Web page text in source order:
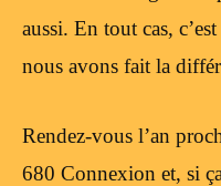
aussi. En tout cas,
nous avons fait la
Rendez-vous l’an
680 Connexion et, si